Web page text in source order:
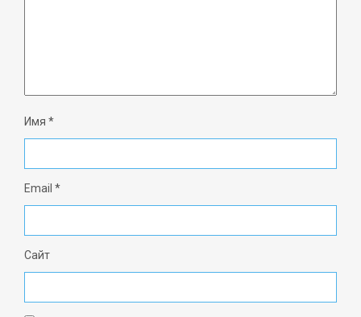
Имя *
Email *
Сайт